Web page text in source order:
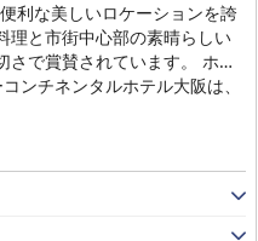
利な美しいロケーションを誇
理と市街中心部の素晴らしい
で賞賛されています。 ホテ
ンチネンタルホテル大阪は、